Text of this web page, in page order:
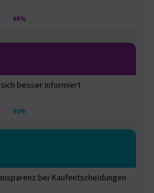
68%
besser informiert
80%
bei Kaufentscheidungen